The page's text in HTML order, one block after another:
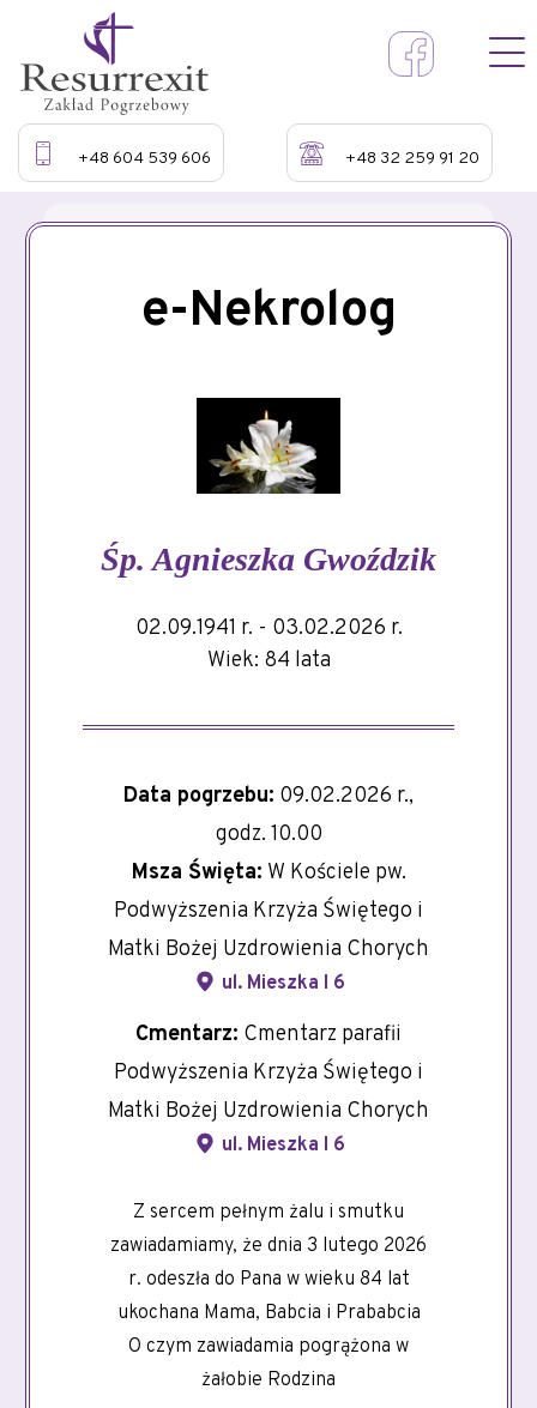
+48 604 539 606 +48 32 259 91 20
e-Nekrolog
Śp. Agnieszka Gwoździk
02.09.1941 r. - 03.02.2026 r.
Wiek: 84 lata
Data pogrzebu: 09.02.2026 r.,
godz. 10.00
Msza Święta: W Kościele pw.
Podwyższenia Krzyża Świętego i
Matki Bożej Uzdrowienia Chorych
ul. Mieszka I 6
Cmentarz: Cmentarz parafii
Podwyższenia Krzyża Świętego i
Matki Bożej Uzdrowienia Chorych
ul. Mieszka I 6
Z sercem pełnym żalu i smutku
zawiadamiamy, że dnia 3 lutego 2026
r. odeszła do Pana w wieku 84 lat
ukochana Mama, Babcia i Prababcia
O czym zawiadamia pogrążona w
żałobie Rodzina